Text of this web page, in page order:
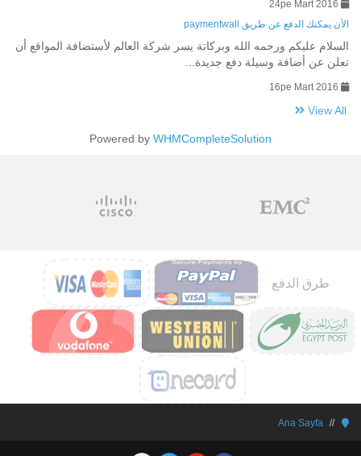
الأن يمكنك الدفع عن طريق paymentwall
السلام عليكم ورحمه الله وبركاتة يسر شركة العالم لأستضافة المواقع أن
تعلن عن أضافة وسيلة دفع جديدة...
View All
Powered by WHMCompleteSolution
طرق الدفع
Ana Sayfa